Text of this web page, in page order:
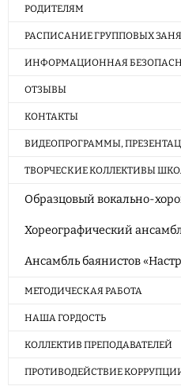
РОДИТЕЛЯМ
РАСПИСАНИЕ ГРУППОВЫХ
ИНФОРМАЦИОННАЯ
ОТЗЫВЫ
КОНТАКТЫ
ВИДЕОПРОГРАММЫ,
ТВОРЧЕСКИЕ КОЛЛЕКТИВЫ
Образцовый вокально-
Хореографический
Ансамбль баянистов
МЕТОДИЧЕСКАЯ РАБОТА
НАША ГОРДОСТЬ
КОЛЛЕКТИВ ПРЕПОДАВАТЕЛЕЙ
ПРОТИВОДЕЙСТВИЕ